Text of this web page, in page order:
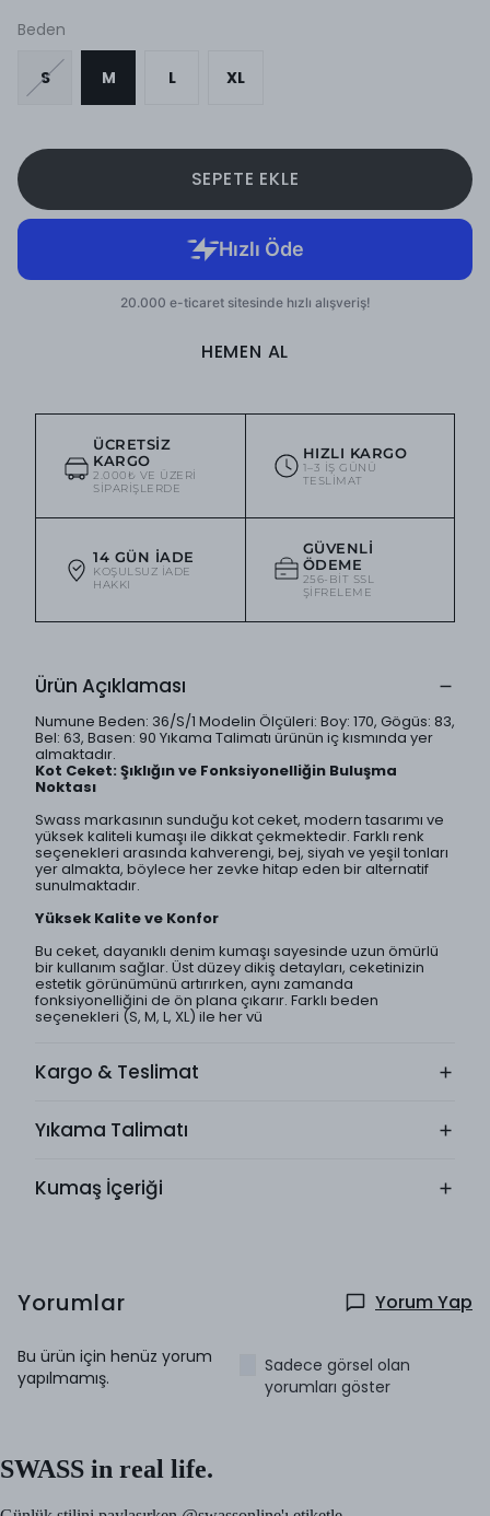
Beden
S M L XL
SEPETE EKLE
HEMEN AL
ÜCRETSIZ
KARGO
2.000₺ VE ÜZERI
SIPARIŞLERDE
HIZLI KARGO
1–3 IŞ GÜNÜ
TESLIMAT
14 GÜN İADE
KOŞULSUZ IADE
HAKKI
GÜVENLI
ÖDEME
256-BIT SSL
ŞIFRELEME
Ürün Açıklaması
Numune Beden: 36/S/1 Modelin Ölçüleri: Boy: 170, Gögüs: 83,
Bel: 63, Basen: 90 Yıkama Talimatı ürünün iç kısmında yer
almaktadır.
Kot Ceket: Şıklığın ve Fonksiyonelliğin Buluşma
Noktası
Swass markasının sunduğu kot ceket, modern tasarımı ve
yüksek kaliteli kumaşı ile dikkat çekmektedir. Farklı renk
seçenekleri arasında kahverengi, bej, siyah ve yeşil tonları
yer almakta, böylece her zevke hitap eden bir alternatif
sunulmaktadır.
Yüksek Kalite ve Konfor
Bu ceket, dayanıklı denim kumaşı sayesinde uzun ömürlü
bir kullanım sağlar. Üst düzey dikiş detayları, ceketinizin
estetik görünümünü artırırken, aynı zamanda
fonksiyonelliğini de ön plana çıkarır. Farklı beden
seçenekleri (S, M, L, XL) ile her vü
Kargo & Teslimat
Yıkama Talimatı
Kumaş İçeriği
Yorumlar Yorum Yap
Bu ürün için henüz yorum
yapılmamış.
Sadece görsel olan
yorumları göster